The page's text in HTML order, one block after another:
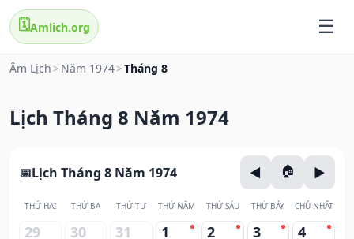
🗓️Amlich.org
Âm Lịch > Năm 1974>Tháng 8
Lịch Tháng 8 Năm 1974
Lịch Tháng 8 Năm 1974
THỨ HAI THỨ BA THỨ TƯ THỨ NĂM THỨ SÁU THỨ BẢY CHỦ NHẬT
29 30 31 1 2 3 4